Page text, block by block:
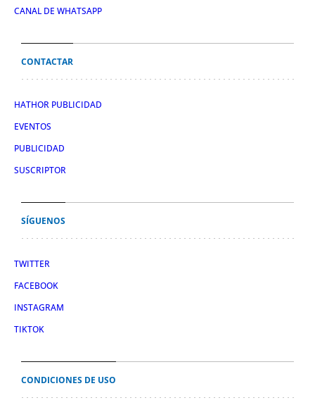
CANAL DE WHATSAPP
CONTACTAR
HATHOR PUBLICIDAD
EVENTOS
PUBLICIDAD
SUSCRIPTOR
SÍGUENOS
TWITTER
FACEBOOK
INSTAGRAM
TIKTOK
CONDICIONES DE USO